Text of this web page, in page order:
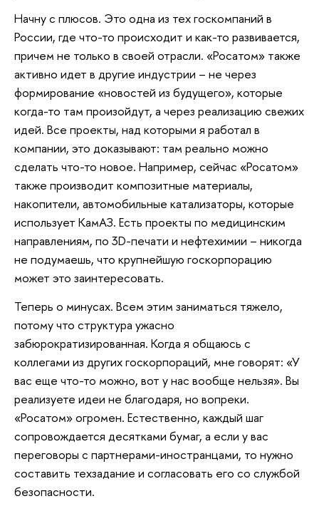
Начну с плюсов. Это одна из тех госкомпаний в
России, где что-то происходит и как-то развивается,
причем не только в своей отрасли. «Росатом» также
активно идет в другие индустрии – не через
формирование «новостей из будущего», которые
когда-то там произойдут, а через реализацию свежих
идей. Все проекты, над которыми я работал в
компании, это доказывают: там реально можно
сделать что-то новое. Например, сейчас «Росатом»
также производит композитные материалы,
накопители, автомобильные катализаторы, которые
использует КамАЗ. Есть проекты по медицинским
направлениям, по 3D-печати и нефтехимии – никогда
не подумаешь, что крупнейшую госкорпорацию
может это заинтересовать.
Теперь о минусах. Всем этим заниматься тяжело,
потому что структура ужасно
забюрократизированная. Когда я общаюсь с
коллегами из других госкорпораций, мне говорят: «У
вас еще что-то можно, вот у нас вообще нельзя». Вы
реализуете идеи не благодаря, но вопреки.
«Росатом» огромен. Естественно, каждый шаг
сопровождается десятками бумаг, а если у вас
переговоры с партнерами-иностранцами, то нужно
составить техзадание и согласовать его со службой
безопасности.